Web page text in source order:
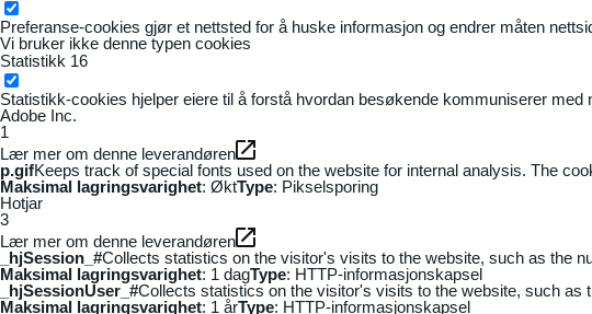
Preferanse-cookies gjør et nettsted for å huske informasjon og endrer måten
Vi bruker ikke denne typen cookies
Statistikk 16
Statistikk-cookies hjelper eiere til å forstå hvordan besøkende kommuniserer
Adobe Inc.
1
Lær mer om denne leverandøren
p.gifKeeps track of special fonts used on the website for internal analysis. The
Maksimal lagringsvarighet: ØktType: Pikselsporing
Hotjar
3
Lær mer om denne leverandøren
_hjSession_#Collects statistics on the visitor's visits to the website, such as the
Maksimal lagringsvarighet: 1 dagType: HTTP-informasjonskapsel
_hjSessionUser_#Collects statistics on the visitor's visits to the website, such as
Maksimal lagringsvarighet: 1 årType: HTTP-informasjonskapsel